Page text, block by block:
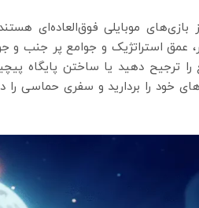
موبایلی فوق‌العاده‌ای
عمق استراتژیک و جوامع پر جنب و
ترجیح دهید یا ساختن پایگاه
خود را بردارید و سفری حماسی